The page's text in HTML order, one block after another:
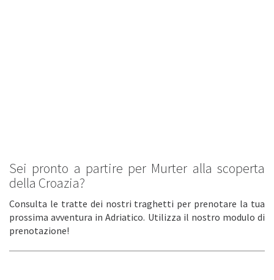
Sei pronto a partire per Murter alla scoperta
della Croazia?
Consulta le tratte dei nostri traghetti per prenotare la tua
prossima avventura in Adriatico. Utilizza il nostro modulo di
prenotazione!